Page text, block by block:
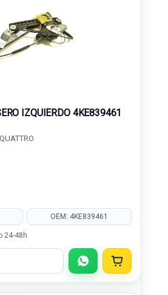
IZQUIERDO 4KE839461
OEM: 4KE839461
24-48h